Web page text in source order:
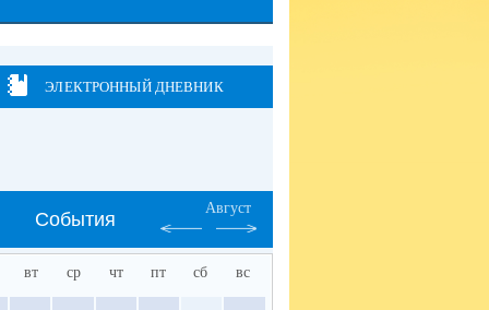
ЭЛЕКТРОННЫЙ ДНЕВНИК
События
Август
вт ср чт пт сб вс